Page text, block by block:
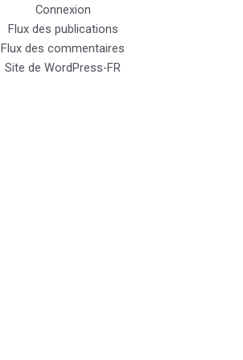
Connexion
Flux des publications
Flux des commentaires
Site de WordPress-FR